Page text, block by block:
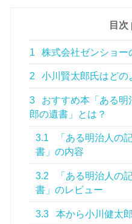
目次
1 株式会社ゼンショー
2 小川賢太郎氏はどの
3
おすすめ本「ある
郎の遺書」とは？
3.1
「ある明治人の
書」の内容
3.2
「ある明治人の
書」のレビュー
3.3 本から小川健太